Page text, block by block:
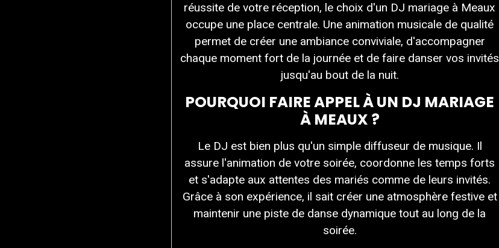
réussite de votre réception, le choix d'un DJ mariage à Meaux
occupe une place centrale. Une animation musicale de qualité
permet de créer une ambiance conviviale, d'accompagner
chaque moment fort de la journée et de faire danser vos invités
jusqu'au bout de la nuit.
POURQUOI FAIRE APPEL À UN DJ MARIAGE
À MEAUX ?
Le DJ est bien plus qu'un simple diffuseur de musique. Il
assure l'animation de votre soirée, coordonne les temps forts
et s'adapte aux attentes des mariés comme de leurs invités.
Grâce à son expérience, il sait créer une atmosphère festive et
maintenir une piste de danse dynamique tout au long de la
soirée.